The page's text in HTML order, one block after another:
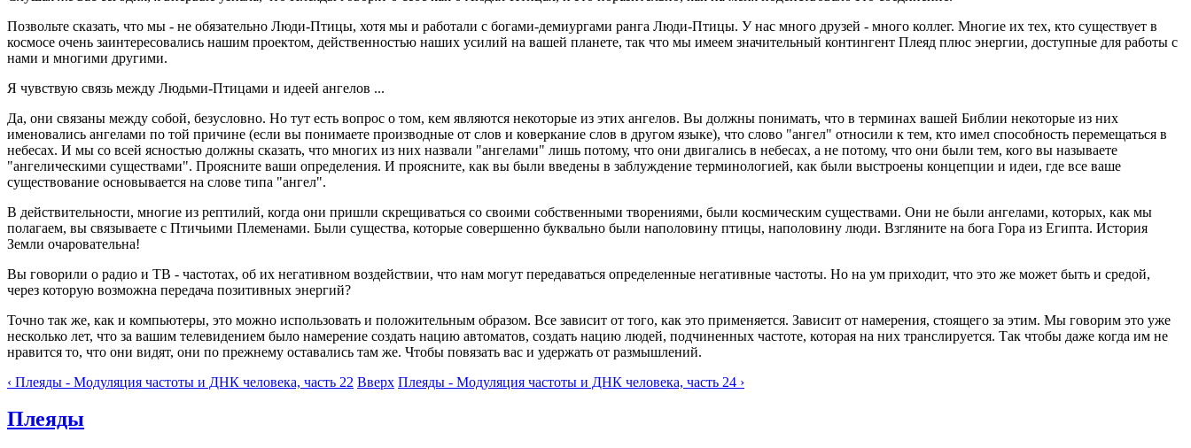
Позвольте сказать, что мы - не обязательно Люди-Птицы, хотя мы и работали с богами-демиургами ранга Люди-Птицы. У нас много друзей - много коллег. Многие их тех, кто существует в
космосе очень заинтересовались нашим проектом, действенностью наших усилий на вашей планете, так что мы имеем значительный контингент Плеяд плюс энергии, доступные для работы с
нами и многими другими.
Я чувствую связь между Людьми-Птицами и идеей ангелов ...
Да, они связаны между собой, безусловно. Но тут есть вопрос о том, кем являются некоторые из этих ангелов. Вы должны понимать, что в терминах вашей Библии некоторые из них
именовались ангелами по той причине (если вы понимаете производные от слов и коверкание слов в другом языке), что слово "ангел" относили к тем, кто имел способность перемещаться в
небесах. И мы со всей ясностью должны сказать, что многих из них назвали "ангелами" лишь потому, что они двигались в небесах, а не потому, что они были тем, кого вы называете
"ангелическими существами". Проясните ваши определения. И проясните, как вы были введены в заблуждение терминологией, как были выстроены концепции и идеи, где все ваше
существование основывается на слове типа "ангел".
В действительности, многие из рептилий, когда они пришли скрещиваться со своими собственными творениями, были космическим существами. Они не были ангелами, которых, как мы
полагаем, вы связываете с Птичьими Племенами. Были существа, которые совершенно буквально были наполовину птицы, наполовину люди. Взгляните на бога Гора из Египта. История
Земли очаровательна!
Вы говорили о радио и ТВ - частотах, об их негативном воздействии, что нам могут передаваться определенные негативные частоты. Но на ум приходит, что это же может быть и средой,
через которую возможна передача позитивных энергий?
Точно так же, как и компьютеры, это можно использовать и положительным образом. Все зависит от того, как это применяется. Зависит от намерения, стоящего за этим. Мы говорим это уже
несколько лет, что за вашим телевидением было намерение создать нацию автоматов, создать нацию людей, подчиненных частоте, которая на них транслируется. Так чтобы даже когда им не
нравится то, что они видят, они по прежнему оставались там же. Чтобы повязать вас и удержать от размышлений.
‹ Плеяды - Модуляция частоты и ДНК человека, часть 22 Вверх Плеяды - Модуляция частоты и ДНК человека, часть 24 ›
Плеяды